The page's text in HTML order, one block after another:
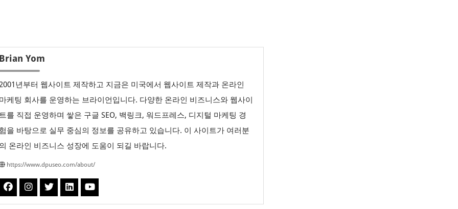
Yom
년부터 웹사이트 제작하고 지금은 미국에서 웹사이트 제작과 온라인
케팅 회사를 운영하는 브라이언입니다. 다양한 온라인 비즈니스와 웹사이
를 직접 운영하며 쌓은 구글 SEO, 백링크, 워드프레스, 디지털 마케팅 경
을 바탕으로 실무 중심의 정보를 공유하고 있습니다. 이 사이트가 여러분
온라인 비즈니스 성장에 도움이 되길 바랍니다.
https://www.dpuseo.com/about/